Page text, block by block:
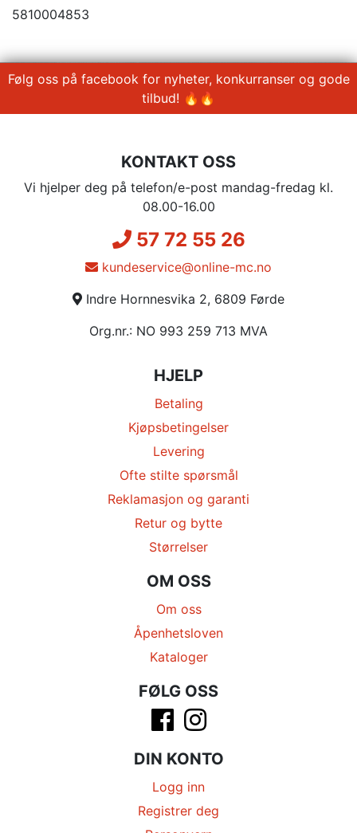
5810004853
Følg oss på facebook for nyheter, konkurranser og gode
tilbud! 🔥🔥
KONTAKT OSS
Vi hjelper deg på telefon/e-post mandag-fredag kl.
08.00-16.00
57 72 55 26
kundeservice@online-mc.no
Indre Hornnesvika 2, 6809 Førde
Org.nr.: NO 993 259 713 MVA
HJELP
Betaling
Kjøpsbetingelser
Levering
Ofte stilte spørsmål
Reklamasjon og garanti
Retur og bytte
Størrelser
OM OSS
Om oss
Åpenhetsloven
Kataloger
FØLG OSS
DIN KONTO
Logg inn
Registrer deg